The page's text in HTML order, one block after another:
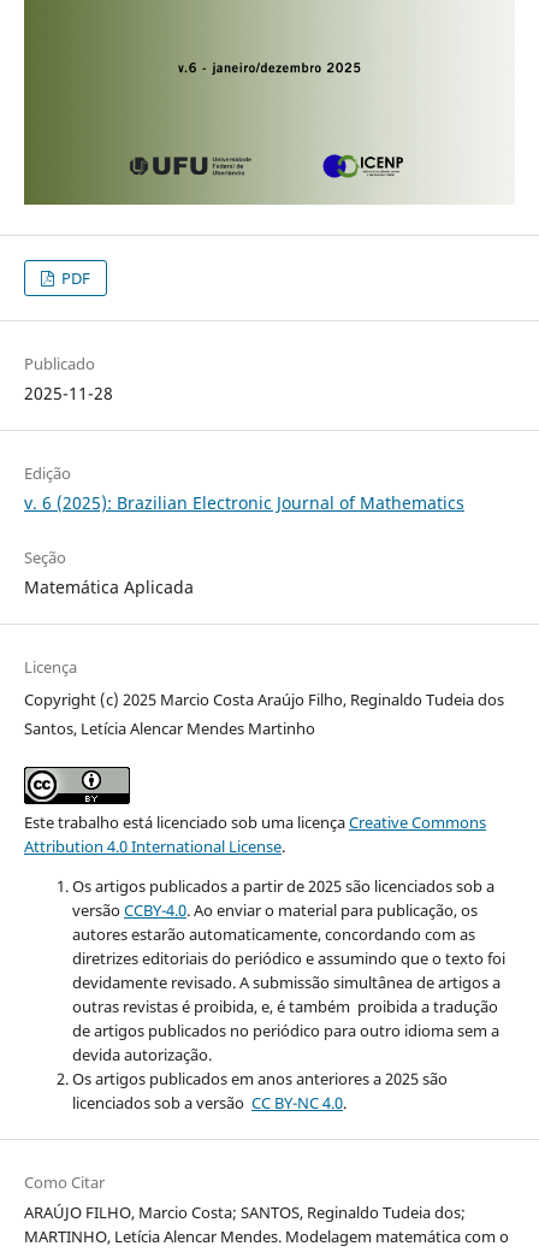
PDF
Publicado
2025-11-28
Edição
v. 6 (2025): Brazilian Electronic Journal of Mathematics
Seção
Matemática Aplicada
Licença
Copyright (c) 2025 Marcio Costa Araújo Filho, Reginaldo Tudeia dos
Santos, Letícia Alencar Mendes Martinho
Este trabalho está licenciado sob uma licençaCreative Commons
Attribution 4.0 International License.
Os artigos publicados a partir de 2025 são licenciados sob a
versãoCCBY-4.0. Ao enviar o material para publicação, os
autores estarão automaticamente, concordando com as
diretrizes editoriais do periódico e assumindo que o texto foi
devidamente revisado. A submissão simultânea de artigos a
outras revistas é proibida, e, é também proibida a tradução
de artigos publicados no periódico para outro idioma sem a
devida autorização.
Os artigos publicados em anos anteriores a 2025 são
licenciados sob a versão CC BY-NC 4.0.
Como Citar
ARAÚJO FILHO, Marcio Costa; SANTOS, Reginaldo Tudeia dos;
MARTINHO, Letícia Alencar Mendes. Modelagem matemática com o